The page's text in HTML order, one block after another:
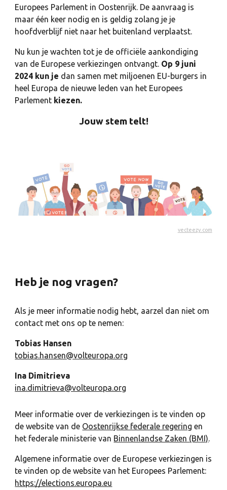
Europees Parlement in Oostenrijk. De aanvraag is
maar één keer nodig en is geldig zolang je je
hoofdverblijf niet naar het buitenland verplaatst.
Nu kun je wachten tot je de officiële aankondiging
van de Europese verkiezingen ontvangt. Op 9 juni
2024 kun je dan samen met miljoenen EU-burgers in
heel Europa de nieuwe leden van het Europees
Parlement kiezen.
Jouw stem telt!
vecteezy.com
Heb je nog vragen?
Als je meer informatie nodig hebt, aarzel dan niet om
contact met ons op te nemen:
Tobias Hansen
tobias.hansen@volteuropa.org
Ina Dimitrieva
ina.dimitrieva@volteuropa.org
Meer informatie over de verkiezingen is te vinden op
de website van de Oostenrijkse federale regering en
het federale ministerie van Binnenlandse Zaken (BMI).
Algemene informatie over de Europese verkiezingen is
te vinden op de website van het Europees Parlement:
https://elections.europa.eu